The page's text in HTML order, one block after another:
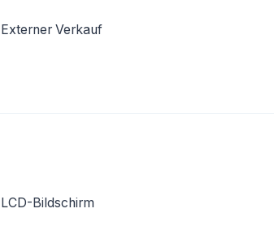
Externer Verkauf
LCD-Bildschirm